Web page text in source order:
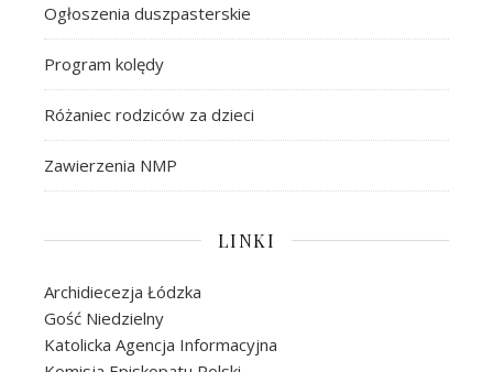
Ogłoszenia duszpasterskie
Program kolędy
Różaniec rodziców za dzieci
Zawierzenia NMP
LINKI
Archidiecezja Łódzka
Gość Niedzielny
Katolicka Agencja Informacyjna